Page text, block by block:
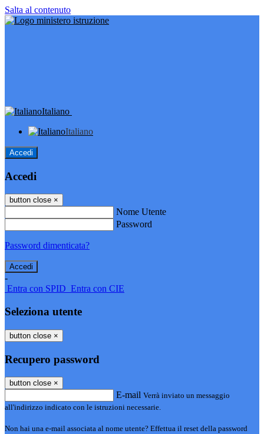
Salta al contenuto
Italiano
Italiano
Accedi
Accedi
button close ×
Nome Utente
Password
Password dimenticata?
-
Entra con SPID Entra con CIE
Seleziona utente
button close ×
Recupero password
button close ×
E-mail Verrà inviato un messaggio
all'indirizzo indicato con le istruzioni necessarie.
Non hai una e-mail associata al nome utente? Effettua il reset della password